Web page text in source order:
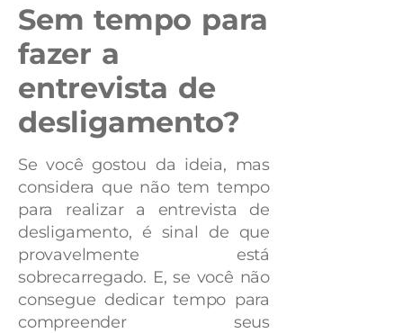
Sem tempo para
fazer a
entrevista de
desligamento?
Se você gostou da ideia, mas
considera que não tem tempo
para realizar a entrevista de
desligamento, é sinal de que
provavelmente está
sobrecarregado. E, se você não
consegue dedicar tempo para
compreender seus